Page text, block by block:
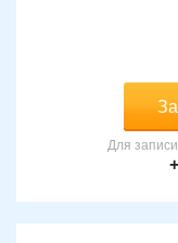
Для